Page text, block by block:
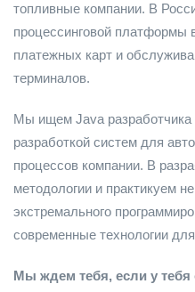
топливные компании. В
процессинговой платформы
платежных карт и
терминалов.
Мы ищем Java
разработкой систем для
процессов компании. В
методологии и практикуем
экстремального
современные технологии
Мы ждем тебя, если у тебя